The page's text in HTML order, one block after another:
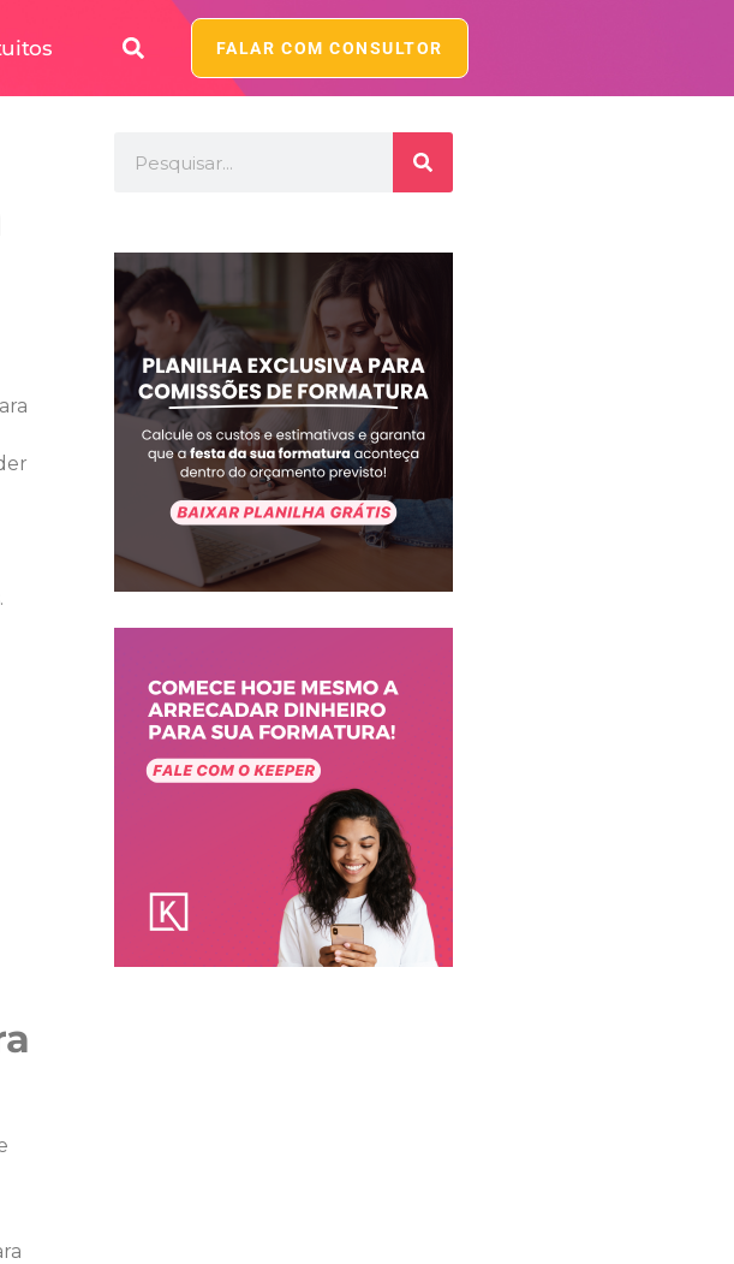
FALAR COM CONSULTOR